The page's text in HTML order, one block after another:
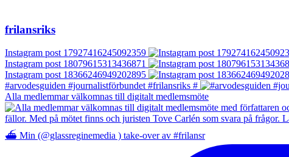
frilansriks
Instagram post 17927416245092359
Instagram post 18079615313436871
Instagram post 18366246949202895
#arvodesguiden #journalistförbundet #frilansriks #
Alla medlemmar välkomnas till digitalt medlemsmöte
⛴️ Min (@glassreginemedia ) take-over av #frilansr